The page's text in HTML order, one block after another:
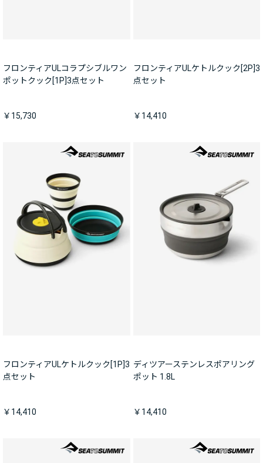
フロンティアULコラプシブルワン
ポットクック[1P]3点セット
￥15,730
フロンティアULケトルクック[2P]3
点セット
￥14,410
フロンティアULケトルクック[1P]3
点セット
￥14,410
ディツアーステンレスポアリング
ポット 1.8L
￥14,410